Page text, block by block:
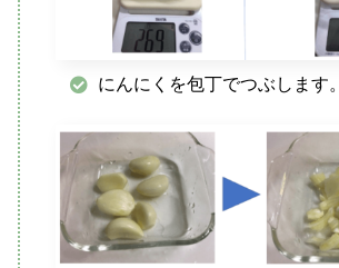
にんにくを包丁でつぶします。